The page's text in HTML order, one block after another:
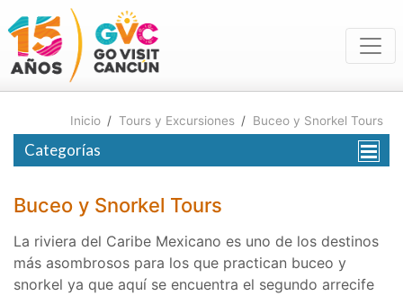
Inicio / Tours y Excursiones / Buceo y Snorkel Tours
Categorías
Buceo y Snorkel Tours
La riviera del Caribe Mexicano es uno de los destinos
más asombrosos para los que practican buceo y
snorkel ya que aquí se encuentra el segundo arrecife